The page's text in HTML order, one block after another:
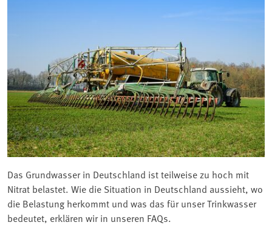
Das Grundwasser in Deutschland ist teilweise zu hoch mit
Nitrat belastet. Wie die Situation in Deutschland aussieht, wo
die Belastung herkommt und was das für unser Trinkwasser
bedeutet, erklären wir in unseren FAQs.